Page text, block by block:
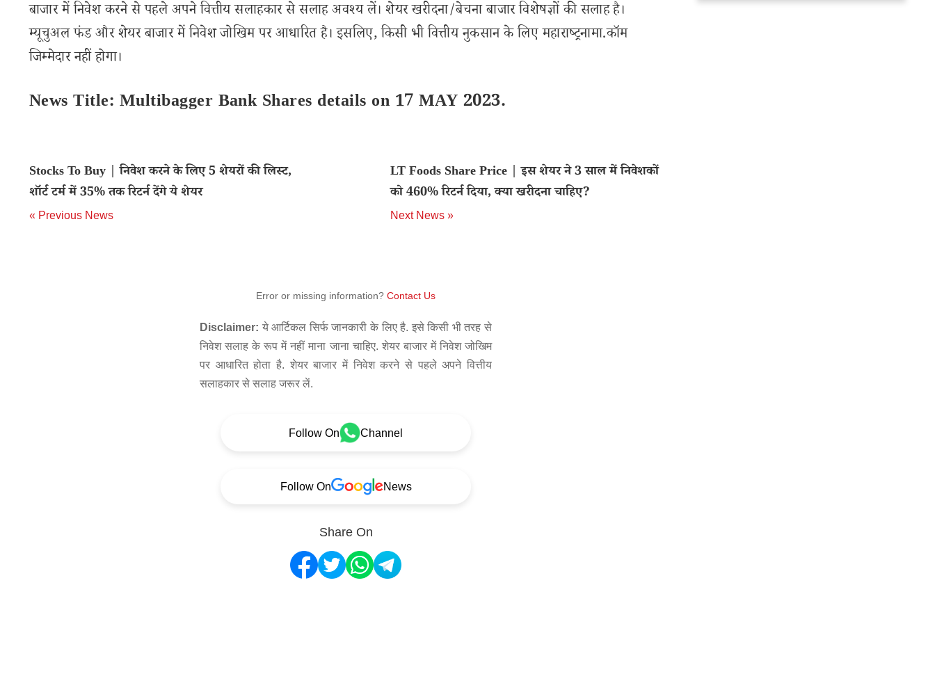
बाजार में निवेश करने से पहले अपने वित्तीय सलाहकार से सलाह अवश्य लें। शेयर खरीदना/बेचना बाजार विशेषज्ञों की सलाह है।
म्यूचुअल फंड और शेयर बाजार में निवेश जोखिम पर आधारित है। इसलिए, किसी भी वित्तीय नुकसान के लिए महाराष्ट्रनामा.कॉम
जिम्मेदार नहीं होगा।
News Title: Multibagger Bank Shares details on 17 MAY 2023.
Stocks To Buy | निवेश करने के लिए 5 शेयरों की लिस्ट,
शॉर्ट टर्म में 35% तक रिटर्न देंगे ये शेयर
« Previous News
LT Foods Share Price | इस शेयर ने 3 साल में निवेशकों
को 460% रिटर्न दिया, क्या खरीदना चाहिए?
Next News »
Error or missing information? Contact Us
Disclaimer: ये आर्टिकल सिर्फ जानकारी के लिए है. इसे किसी भी तरह से
निवेश सलाह के रूप में नहीं माना जाना चाहिए. शेयर बाजार में निवेश जोखिम
पर आधारित होता है. शेयर बाजार में निवेश करने से पहले अपने वित्तीय
सलाहकार से सलाह जरूर लें.
Follow On Channel
Follow On News
Share On